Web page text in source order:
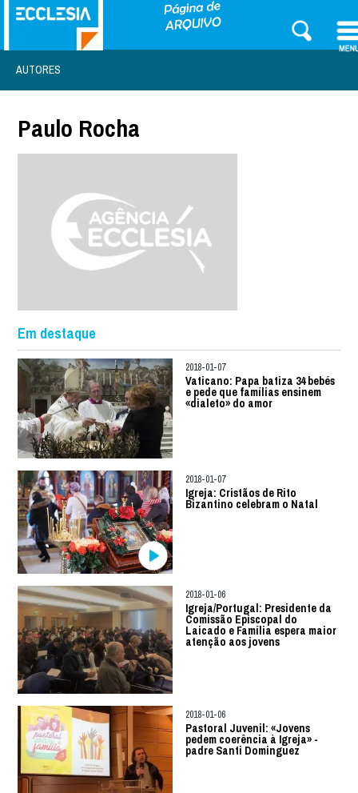
AUTORES
Paulo Rocha
Em destaque
2018-01-07
Vaticano: Papa batiza 34 bebés
e pede que famílias ensinem
«dialeto» do amor
2018-01-07
Igreja: Cristãos de Rito
Bizantino celebram o Natal
2018-01-06
Igreja/Portugal: Presidente da
Comissão Episcopal do
Laicado e Família espera maior
atenção aos jovens
2018-01-06
Pastoral Juvenil: «Jovens
pedem coerência à Igreja» -
padre Santi Dominguez